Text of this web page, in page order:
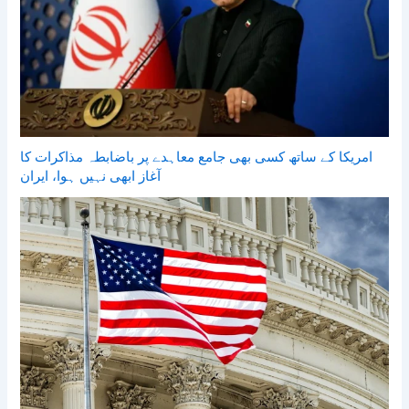
امریکا کے ساتھ کسی بھی جامع معاہدے پر باضابطہ مذاکرات کا
آغاز ابھی نہیں ہوا، ایران